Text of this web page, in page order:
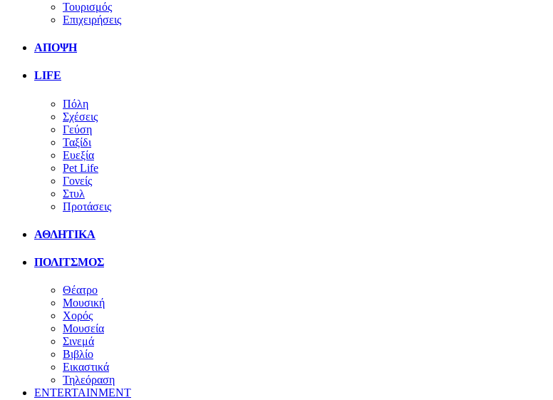
Τουρισμός
Επιχειρήσεις
ΑΠΟΨΗ
LIFE
Πόλη
Σχέσεις
Γεύση
Ταξίδι
Ευεξία
Pet Life
Γονείς
Στυλ
Προτάσεις
ΑΘΛΗΤΙΚΑ
ΠΟΛΙΤΣΜΟΣ
Θέατρο
Μουσική
Χορός
Μουσεία
Σινεμά
Βιβλίο
Εικαστικά
Τηλεόραση
ENTERTAINMENT